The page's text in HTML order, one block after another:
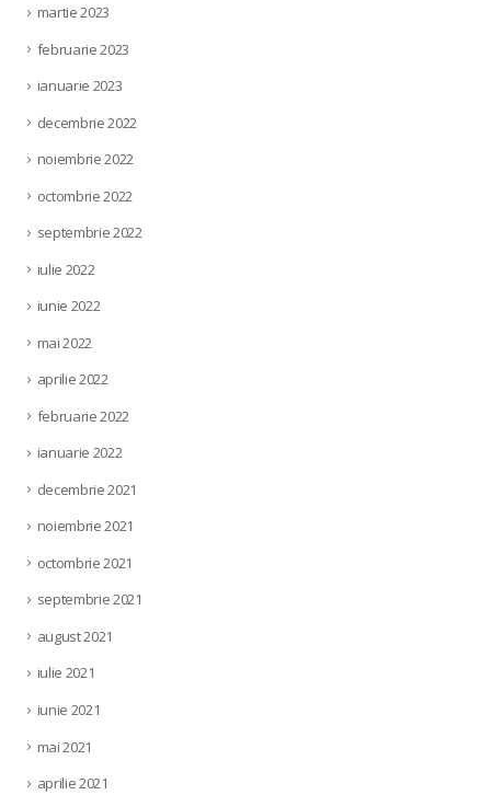
martie 2023
februarie 2023
ianuarie 2023
decembrie 2022
noiembrie 2022
octombrie 2022
septembrie 2022
iulie 2022
iunie 2022
mai 2022
aprilie 2022
februarie 2022
ianuarie 2022
decembrie 2021
noiembrie 2021
octombrie 2021
septembrie 2021
august 2021
iulie 2021
iunie 2021
mai 2021
aprilie 2021